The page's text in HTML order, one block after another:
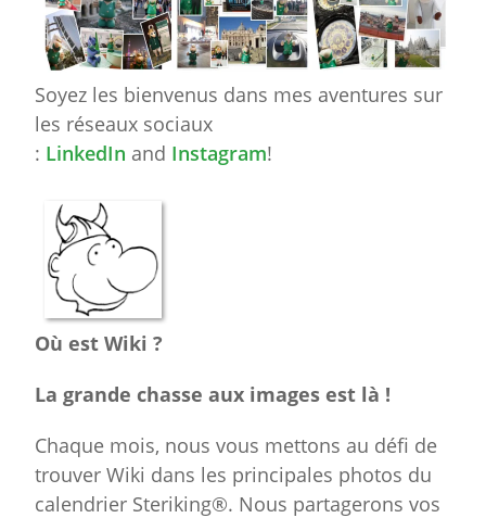
Soyez les bienvenus dans mes aventures sur
les réseaux sociaux
: LinkedIn and Instagram!
Où est Wiki ?
La grande chasse aux images est là !
Chaque mois, nous vous mettons au défi de
trouver Wiki dans les principales photos du
calendrier Steriking®. Nous partagerons vos